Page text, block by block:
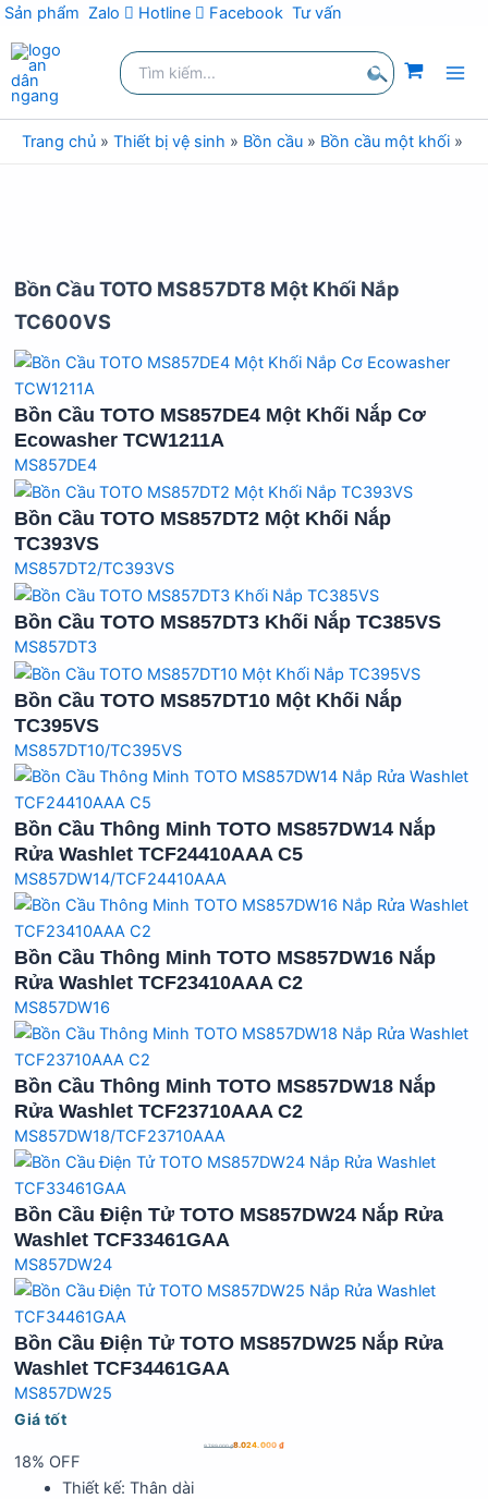
Sản phẩm Zalo Hotline Facebook Tư vấn
Nhảy
tới
nội
dung
Tìm
kiếm:
kiếm
Trang chủ » Thiết bị vệ sinh » Bồn cầu » Bồn cầu một khối »
Bồn Cầu TOTO MS857DT8 Một Khối Nắp
TC600VS
Bồn Cầu TOTO MS857DE4 Một Khối Nắp Cơ
Ecowasher TCW1211A
MS857DE4
Bồn Cầu TOTO MS857DT2 Một Khối Nắp
TC393VS
MS857DT2/TC393VS
Bồn Cầu TOTO MS857DT3 Khối Nắp TC385VS
MS857DT3
Bồn Cầu TOTO MS857DT10 Một Khối Nắp
TC395VS
MS857DT10/TC395VS
Bồn Cầu Thông Minh TOTO MS857DW14 Nắp
Rửa Washlet TCF24410AAA C5
MS857DW14/TCF24410AAA
Bồn Cầu Thông Minh TOTO MS857DW16 Nắp
Rửa Washlet TCF23410AAA C2
MS857DW16
Bồn Cầu Thông Minh TOTO MS857DW18 Nắp
Rửa Washlet TCF23710AAA C2
MS857DW18/TCF23710AAA
Bồn Cầu Điện Tử TOTO MS857DW24 Nắp Rửa
Washlet TCF33461GAA
MS857DW24
Bồn Cầu Điện Tử TOTO MS857DW25 Nắp Rửa
Washlet TCF34461GAA
MS857DW25
Giá tốt
9.789.000₫8.024.000 ₫
18% OFF
Thiết kế: Thân dài